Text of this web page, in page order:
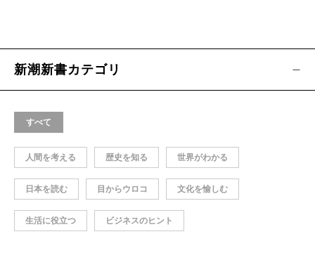
新潮新書カテゴリ
すべて
人間を考える 歴史を知る 世界がわかる
日本を読む 目からウロコ 文化を愉しむ
生活に役立つ ビジネスのヒント